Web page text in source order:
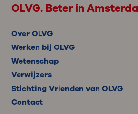
OLVG. Beter in
Over OLVG
Werken bij OLVG
Wetenschap
Verwijzers
Stichting Vrienden van OLVG
Contact